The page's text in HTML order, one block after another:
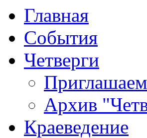
Главная
События
Четверги
Архив
Краеведение